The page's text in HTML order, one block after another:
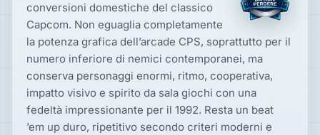
conversioni domestiche del classico
Capcom. Non eguaglia completamente
la potenza grafica dell’arcade CPS, soprattutto per il
numero inferiore di nemici contemporanei, ma
conserva personaggi enormi, ritmo, cooperativa,
impatto visivo e spirito da sala giochi con una
fedeltà impressionante per il 1992. Resta un beat
’em up duro, ripetitivo secondo criteri moderni e